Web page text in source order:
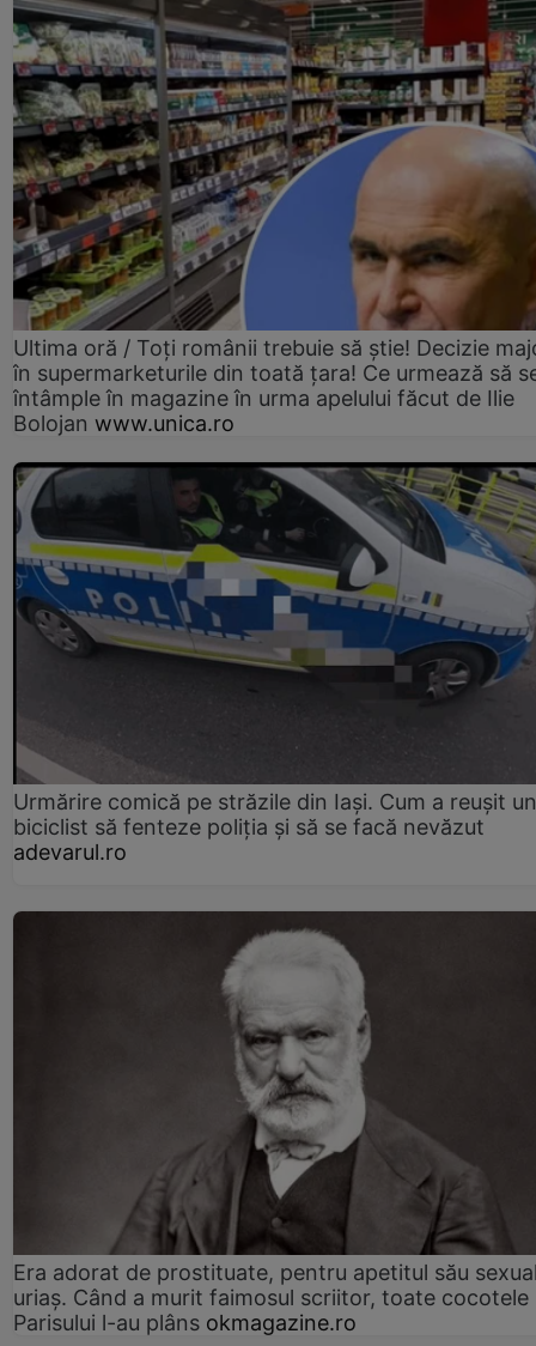
Ultima oră / Toți românii trebuie să știe! Decizie
în supermarketurile din toată țara! Ce urmează să
întâmple în magazine în urma apelului făcut de Ilie
Bolojan www.unica.ro
Urmărire comică pe străzile din Iași. Cum a reușit un
biciclist să fenteze poliția și să se facă nevăzut
adevarul.ro
Era adorat de prostituate, pentru apetitul său
uriaș. Când a murit faimosul scriitor, toate cocotele
Parisului l-au plâns okmagazine.ro